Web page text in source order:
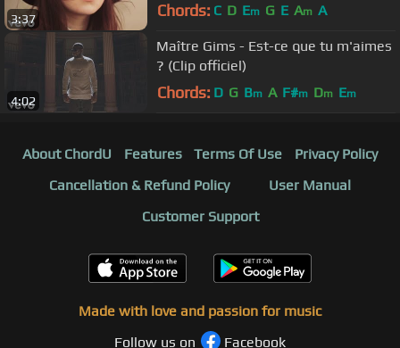
3:37 Chords: C D Em G E Am A
4:02
Maître Gims - Est-ce que tu m'aimes
? (Clip officiel)
Chords: D G Bm A F#m Dm Em
About ChordU Features Terms Of Use
Privacy Policy
Cancellation & Refund Policy
User Manual
Customer Support
Made with love and passion for music
Follow us on
Facebook